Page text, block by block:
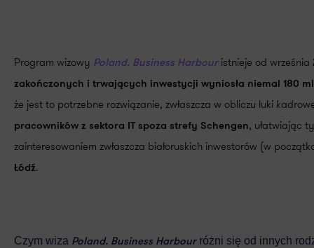
Program wizowy Poland. Business Harbouristnieje od
zakończonych i trwających inwestycji wyniosła niemal 180
że jest to potrzebne rozwiązanie, zwłaszcza w obliczu luki
pracowników z sektora IT spoza strefy Schengen, ułatwiając
zainteresowaniem zwłaszcza białoruskich inwestorów (w
Łódź.
Czym wiza Poland. Business Harbourróżni się od innych